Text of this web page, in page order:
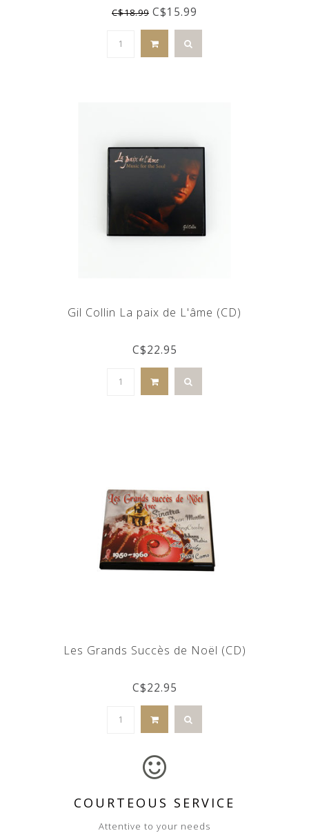
C$18.99 C$15.99
Gil Collin La paix de L'âme (CD)
C$22.95
Les Grands Succès de Noël (CD)
C$22.95
COURTEOUS SERVICE
Attentive to your needs